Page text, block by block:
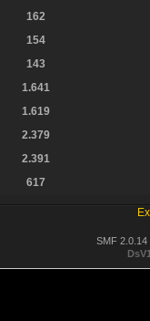
162
154
143
1.641
1.619
2.379
2.391
617
SMF 2.0.14